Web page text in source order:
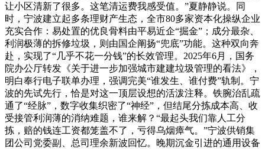
让小区清新了很多。这笔清运费我感受值。”夏静静说。同
时，宁波建立起多条理财产生态，全市80多家资本化操纵企业
充实合作：易处置的优良骨料由平易近企“掘金”；成分最杂、
利润极薄的拆修垃圾，则由国企阐扬“兜底”功能。这种双向奔
赴，实现了“几乎不花一分钱”的长效管理。2025年6月，国务
院办公厅转发《关于进一步加强城市建建垃圾管理的看法》，
明白奉行电子联单办理，强调完美“谁发生、谁付费”轨制。宁
波的先试先行，恰是对这一顶层设想的活泼注释。铁腕治乱疏
通了“经脉”，数字收集织密了“神经”，但结尾分拣成本高、收
受接管利润薄的消纳难题，谁来解？“最起头我们靠人工分
拣，赔的钱连工资都笼盖不了，亏得乌烟瘴气。”宁波供销集
团公司党委副、总司理余新波回忆。晚期沉金引进的通用设备